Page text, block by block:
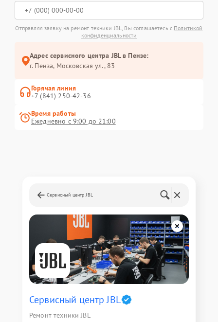
Отправляя заявку на ремонт техники JBL, Вы соглашаетесь с Политикой
конфиденциальности
Адрес сервисного центра JBL в Пензе:
г. Пенза, Московская ул., 83
Горячая линия
+7 (841) 250-42-36
Время работы
Ежедневно с 9:00 до 21:00
Сервисный центр JBL
Сервисный центр JBL
Ремонт техники JBL